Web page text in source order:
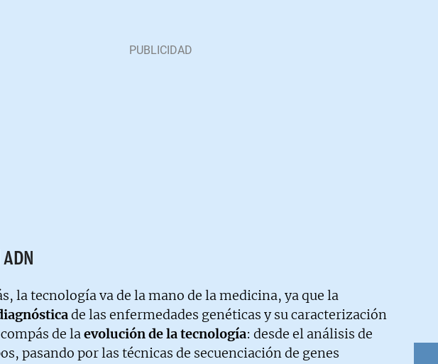
la tecnología va de la mano de la medicina, ya que la
de las enfermedades genéticas y su caracterización
de laevolución de la tecnología: desde el análisis de
pasando por las técnicas de secuenciación de genes